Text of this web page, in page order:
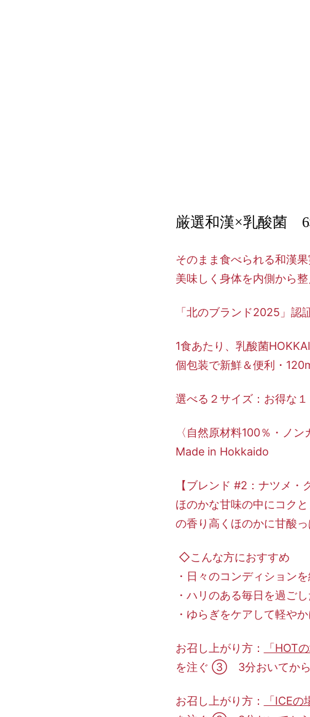
厳選和漢×乳酸菌 6
そのまま食べられる和漢
美味しく身体を内側から
「北のブランド2025」認
1食あたり、乳酸菌
個包装で新鮮＆便利・
選べる２サイズ：お得な
〈自然原材料100％・ノ
Made in Hokkaido
【ブレンド #2：ナツメ・
ほのかな甘味の中にコク
の香り高くほのかに甘酸
◇こんな方におすすめ
・日々のコンディション
・ハリのある毎日を過ご
・ゆらぎをケアして軽や
お召し上がり方： 「HOT
を注ぐ ③ 3分おいてから
お召し上がり方： 「ICEの